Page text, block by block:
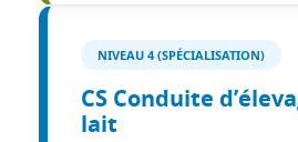
NIVEAU 4 (SPÉCIALISATION)
CS Conduite
lait